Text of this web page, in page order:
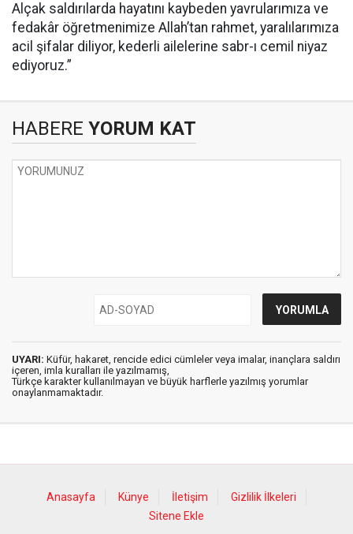
Alçak saldırılarda hayatını kaybeden yavrularımıza ve
fedakâr öğretmenimize Allah’tan rahmet, yaralılarımıza
acil şifalar diliyor, kederli ailelerine sabr-ı cemil niyaz
ediyoruz.”
HABERE YORUM KAT
UYARI: Küfür, hakaret, rencide edici cümleler veya imalar, inançlara saldırı
içeren, imla kuralları ile yazılmamış,
Türkçe karakter kullanılmayan ve büyük harflerle yazılmış yorumlar
onaylanmamaktadır.
Anasayfa Künye İletişim
Gizlilik İlkeleri
Sitene Ekle